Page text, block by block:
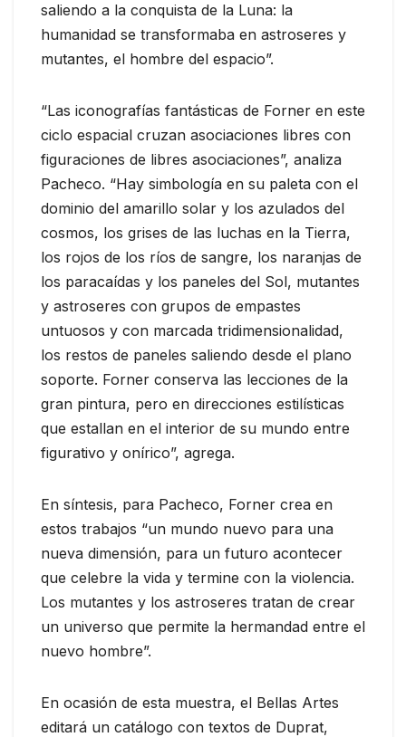
saliendo a la conquista de la Luna: la
humanidad se transformaba en astroseres y
mutantes, el hombre del espacio”.
“Las iconografías fantásticas de Forner en este
ciclo espacial cruzan asociaciones libres con
figuraciones de libres asociaciones”, analiza
Pacheco. “Hay simbología en su paleta con el
dominio del amarillo solar y los azulados del
cosmos, los grises de las luchas en la Tierra,
los rojos de los ríos de sangre, los naranjas de
los paracaídas y los paneles del Sol, mutantes
y astroseres con grupos de empastes
untuosos y con marcada tridimensionalidad,
los restos de paneles saliendo desde el plano
soporte. Forner conserva las lecciones de la
gran pintura, pero en direcciones estilísticas
que estallan en el interior de su mundo entre
figurativo y onírico”, agrega.
En síntesis, para Pacheco, Forner crea en
estos trabajos “un mundo nuevo para una
nueva dimensión, para un futuro acontecer
que celebre la vida y termine con la violencia.
Los mutantes y los astroseres tratan de crear
un universo que permite la hermandad entre el
nuevo hombre”.
En ocasión de esta muestra, el Bellas Artes
editará un catálogo con textos de Duprat,